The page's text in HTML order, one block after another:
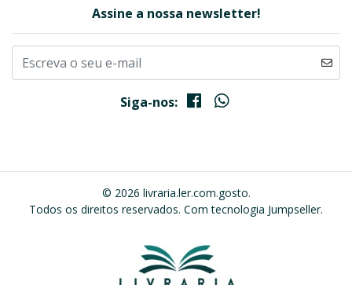
Assine a nossa newsletter!
Siga-nos:
© 2026 livraria.ler.com.gosto.
Todos os direitos reservados. Com tecnologia Jumpseller.